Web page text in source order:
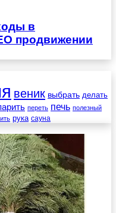
в
продвижении
веник выбрать делать
переть печь полезный
рука сауна